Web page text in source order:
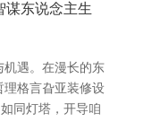
谋东说念主生
机遇。在漫长的东
理格言旮亚装修设
同灯塔，开导咱